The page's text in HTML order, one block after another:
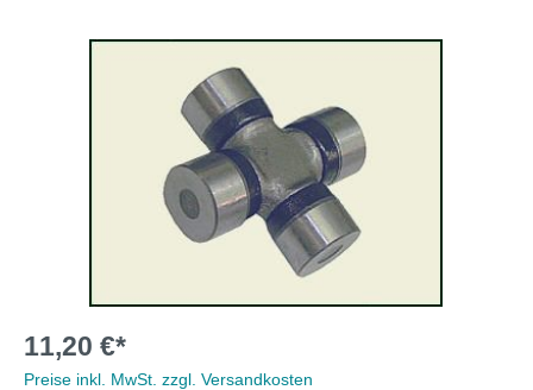
11,20 €*
Preise inkl. MwSt. zzgl. Versandkosten